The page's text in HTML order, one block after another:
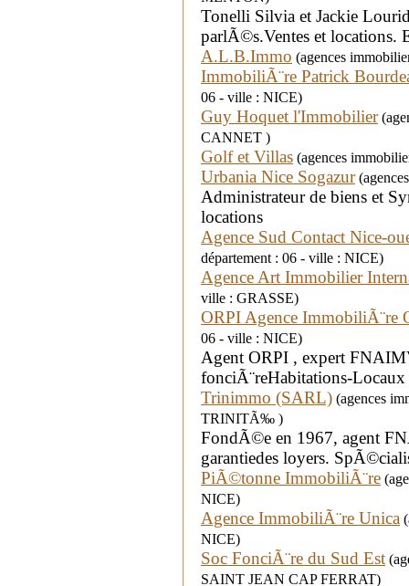
Tonelli Silvia et Jackie
parlÃ©s.Ventes et locations.
A.L.B.Immo (agences
ImmobiliÃ¨re Patrick
06 - ville : NICE)
Guy Hoquet l'Immobilier
CANNET )
Golf et Villas (agences
Urbania Nice Sogazur
Administrateur de biens et
locations
Agence Sud Contact Nice-
département : 06 - ville : NICE)
Agence Art Immobilier
ville : GRASSE)
ORPI Agence ImmobiliÃ¨re
06 - ville : NICE)
Agent ORPI , expert
fonciÃ¨reHabitations-
Trinimmo (SARL) (agences
TRINITÃ‰ )
FondÃ©e en 1967, agent
garantiedes loyers.
PiÃ©tonne ImmobiliÃ¨re
NICE)
Agence ImmobiliÃ¨re Unica
NICE)
Soc FonciÃ¨re du Sud Est
SAINT JEAN CAP FERRAT)